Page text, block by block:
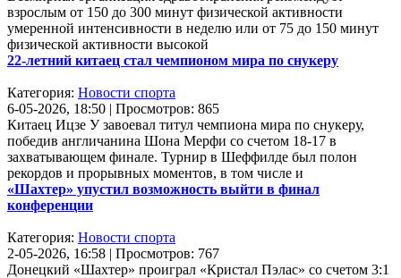
взрослым от 150 до 300 минут физической активности
умеренной интенсивности в неделю или от 75 до 150 минут
физической активности высокой
22-летний китаец стал чемпионом мира по снукеру
Категория: Новости спорта
6-05-2026, 18:50 | Просмотров: 865
Китаец Ицзе У завоевал титул чемпиона мира по снукеру,
победив англичанина Шона Мерфи со счетом 18-17 в
захватывающем финале. Турнир в Шеффилде был полон
рекордов и прорывных моментов, в том числе и
«Шахтер» упустил возможность выйти в финал
конференции
Категория: Новости спорта
2-05-2026, 16:58 | Просмотров: 767
Донецкий «Шахтер» проиграл «Кристал Пэлас» со счетом 3:1